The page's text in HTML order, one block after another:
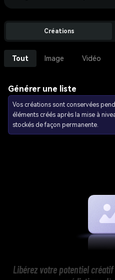
Créations
Tout Image Vidéo
Générer une liste
Vos créations sont conservées
éléments créés après la mise à
stockés de façon permanente.
Libérez votre potentiel